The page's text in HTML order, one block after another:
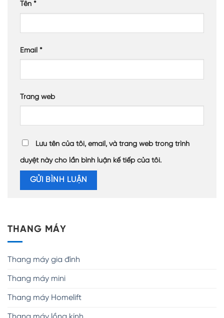
Tên *
Email *
Trang web
Lưu tên của tôi, email, và trang web trong trình
duyệt này cho lần bình luận kế tiếp của tôi.
THANG MÁY
Thang máy gia đình
Thang máy mini
Thang máy Homelift